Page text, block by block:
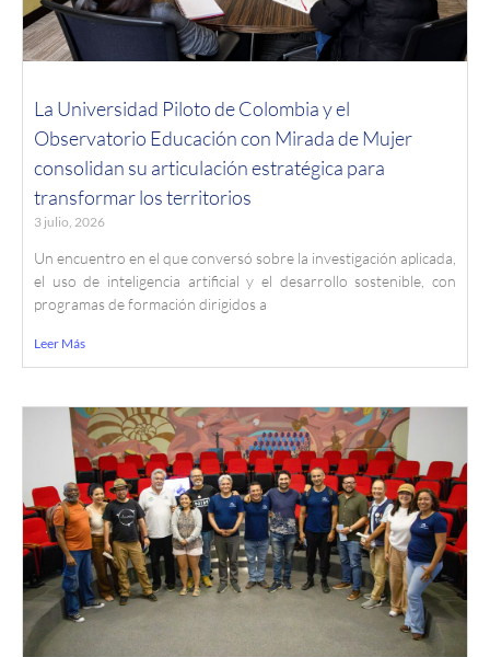
La Universidad Piloto de Colombia y el
Observatorio Educación con Mirada de Mujer
consolidan su articulación estratégica para
transformar los territorios
3 julio, 2026
Un encuentro en el que conversó sobre la investigación aplicada,
el uso de inteligencia artificial y el desarrollo sostenible, con
programas de formación dirigidos a
Leer Más